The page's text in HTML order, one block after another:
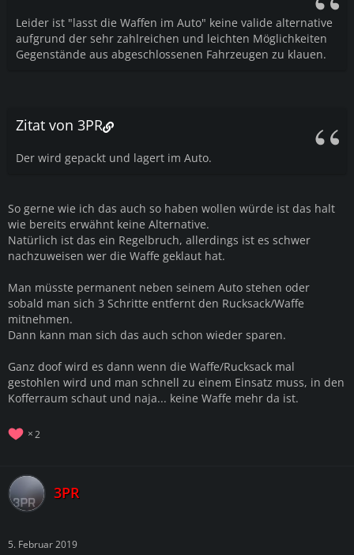
Leider ist "lasst die Waffen im Auto" keine valide alternative
aufgrund der sehr zahlreichen und leichten Möglichkeiten
Gegenstände aus abgeschlossenen Fahrzeugen zu klauen.
Zitat von 3PR
Der wird gepackt und lagert im Auto.
So gerne wie ich das auch so haben wollen würde ist das halt
wie bereits erwähnt keine Alternative.
Natürlich ist das ein Regelbruch, allerdings ist es schwer
nachzuweisen wer die Waffe geklaut hat.
Man müsste permanent neben seinem Auto stehen oder
sobald man sich 3 Schritte entfernt den Rucksack/Waffe
mitnehmen.
Dann kann man sich das auch schon wieder sparen.
Ganz doof wird es dann wenn die Waffe/Rucksack mal
gestohlen wird und man schnell zu einem Einsatz muss, in den
Kofferraum schaut und naja... keine Waffe mehr da ist.
2
3PR
5. Februar 2019